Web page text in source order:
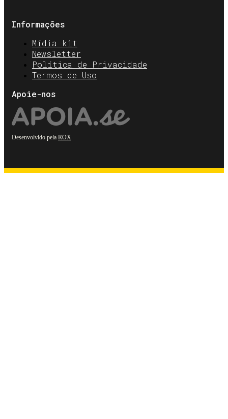
Informações
Mídia kit
Newsletter
Política de Privacidade
Termos de Uso
Apoie-nos
Desenvolvido pela ROX